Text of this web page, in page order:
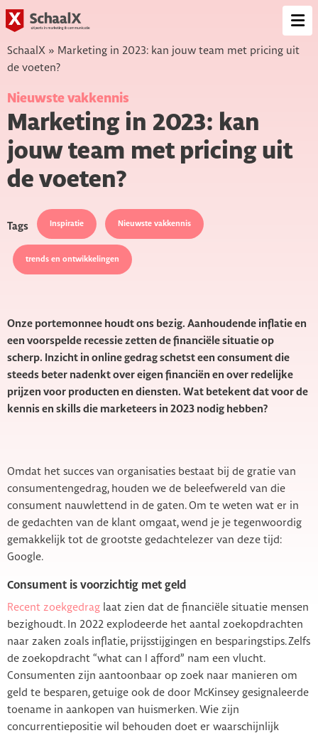
SchaalX » Marketing in 2023: kan jouw team met pricing uit
de voeten?
Nieuwste vakkennis
Marketing in 2023: kan
jouw team met pricing uit
de voeten?
Tags Inspiratie Nieuwste vakkennis
trends en ontwikkelingen
Onze portemonnee houdt ons bezig. Aanhoudende inflatie en
een voorspelde recessie zetten de financiële situatie op
scherp. Inzicht in online gedrag schetst een consument die
steeds beter nadenkt over eigen financiën en over redelijke
prijzen voor producten en diensten. Wat betekent dat voor de
kennis en skills die marketeers in 2023 nodig hebben?
Omdat het succes van organisaties bestaat bij de gratie van
consumentengedrag, houden we de beleefwereld van die
consument nauwlettend in de gaten. Om te weten wat er in
de gedachten van de klant omgaat, wend je je tegenwoordig
gemakkelijk tot de grootste gedachtelezer van deze tijd:
Google.
Consument is voorzichtig met geld
Recent zoekgedrag laat zien dat de financiële situatie mensen
bezighoudt. In 2022 explodeerde het aantal zoekopdrachten
naar zaken zoals inflatie, prijsstijgingen en besparingstips. Zelfs
de zoekopdracht “what can I afford” nam een vlucht.
Consumenten zijn aantoonbaar op zoek naar manieren om
geld te besparen, getuige ook de door McKinsey gesignaleerde
toename in aankopen van huismerken. Wie zijn
concurrentiepositie wil behouden doet er waarschijnlijk